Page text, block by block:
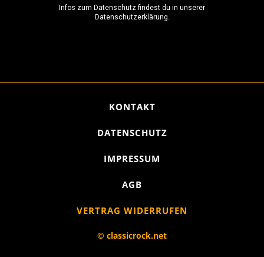
KONTAKT
DATENSCHUTZ
IMPRESSUM
AGB
VERTRAG WIDERRUFEN
© classicrock.net